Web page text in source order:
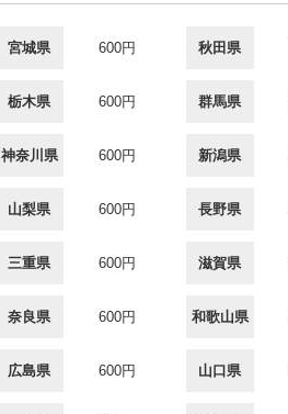
宮城県 600円 秋田県
栃木県 600円 群馬県
神奈川県 600円 新潟県
山梨県 600円 長野県
三重県 600円 滋賀県
奈良県 600円 和歌山県
広島県 600円 山口県